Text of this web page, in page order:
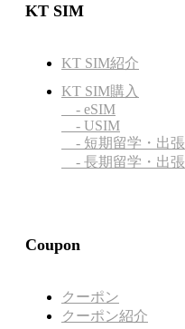
KT SIM
KT SIM紹介
KT SIM購入
- eSIM
- USIM
- 短期留学・出張
- 長期留学・出張
Coupon
クーポン
クーポン紹介